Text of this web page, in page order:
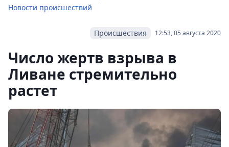
Новости происшествий
12:53, 05 августа 2020
Происшествия
Число жертв взрыва в
Ливане стремительно
растет